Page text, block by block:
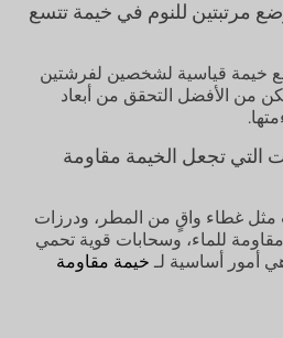
مرتبتين للنوم في خيمة تتسع
خيمة قياسية لشخصين لفرشتين
من الأفضل التحقق من أبعاد
التي تجعل الخيمة مقاومة
غطاء واقٍ من المطر، ودرزات
للماء، وسحابات قوية تحمي
أمور أساسية لـ خيمة مقاومة